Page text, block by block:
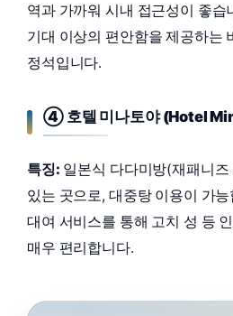
역과 가까워 시내 접근성이 좋습
기대 이상의 편안함을 제공하는
정석입니다.
④ 호텔 미나토야 (Hotel
특징: 일본식 다다미방(재패니
있는 곳으로, 대중탕 이용이 가
대여 서비스를 통해 고치 성 등
매우 편리합니다.